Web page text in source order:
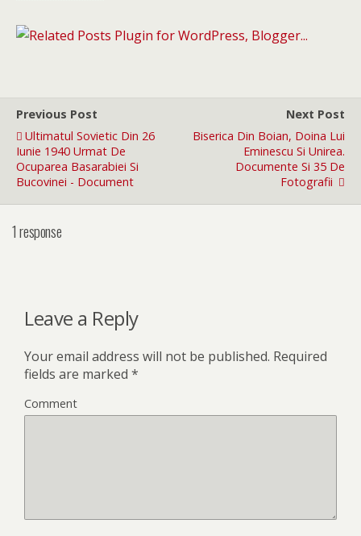
Previous Post
Ultimatul Sovietic Din 26
Iunie 1940 Urmat De
Ocuparea Basarabiei Si
Bucovinei - Document
Next Post
Biserica Din Boian, Doina Lui
Eminescu Si Unirea.
Documente Si 35 De
Fotografii
1 response
Leave a Reply
Your email address will not be published. Required
fields are marked *
Comment